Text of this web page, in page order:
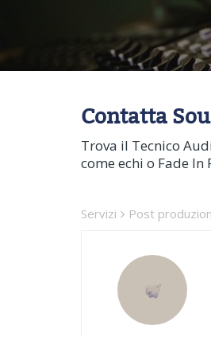
Contatta
Trova il Tecnico
come echi o Fade
Servizi Post